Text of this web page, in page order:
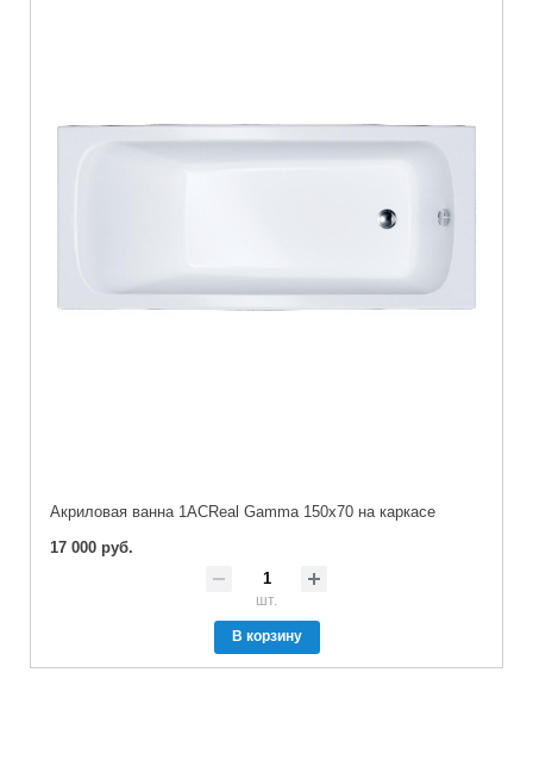
Акриловая ванна 1ACReal Gamma 150х70 на каркасе
17 000 руб.
шт.
В корзину